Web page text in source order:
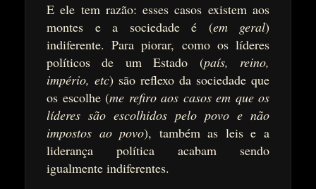
E ele tem razão: esses casos existem aos
montes e a sociedade é (em geral)
indiferente. Para piorar, como os líderes
políticos de um Estado (país, reino,
império, etc) são reflexo da sociedade que
os escolhe (me refiro aos casos em que os
líderes são escolhidos pelo povo e não
impostos ao povo), também as leis e a
liderança política acabam sendo
igualmente indiferentes.